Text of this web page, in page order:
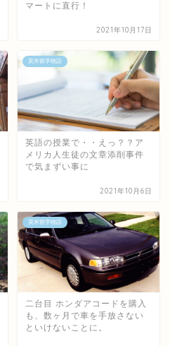
マートに直行！
2021年10月17日
英米留学物語
英語の授業で・・えっ？？ア
メリカ人生徒の文章添削事件
で気まずい事に
2021年10月6日
英米留学物語
二台目 ホンダアコードを購入
も、数ヶ月で車を手放さない
といけないことに。